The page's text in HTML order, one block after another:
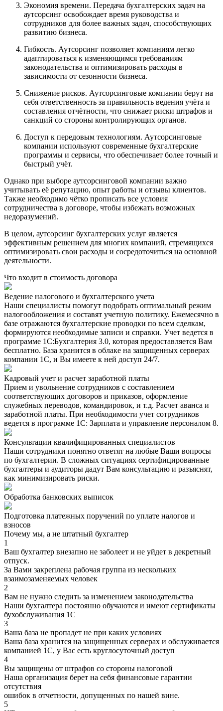
Экономия времени. Передача бухгалтерских задач на
аутсорсинг освобождает время руководства и
сотрудников для более важных задач, способствующих
развитию бизнеса.
Гибкость. Аутсорсинг позволяет компаниям легко
адаптироваться к изменяющимся требованиям
законодательства и оптимизировать расходы в
зависимости от сезонности бизнеса.
Снижение рисков. Аутсорсинговые компании берут на
себя ответственность за правильность ведения учёта и
составления отчётности, что снижает риски штрафов и
санкций со стороны контролирующих органов.
Доступ к передовым технологиям. Аутсорсинговые
компании используют современные бухгалтерские
программы и сервисы, что обеспечивает более точный и
быстрый учёт.
Однако при выборе аутсорсинговой компании важно
учитывать её репутацию, опыт работы и отзывы клиентов.
Также необходимо чётко прописать все условия
сотрудничества в договоре, чтобы избежать возможных
недоразумений.
В целом, аутсорсинг бухгалтерских услуг является
эффективным решением для многих компаний, стремящихся
оптимизировать свои расходы и сосредоточиться на основной
деятельности.
Что входит в стоимость договора
Ведение налогового и бухгалтерского учета
Наши специалисты помогут подобрать оптимальный режим
налогообложения и составят учетную политику. Ежемесячно в
базе отражаются бухгалтерские проводки по всем сделкам,
формируются необходимые записи и справки. Учет ведется в
программе 1С:Бухгалтерия 3.0, которая предоставляется Вам
бесплатно. База хранится в облаке на защищенных серверах
компании 1С, и Вы имеете к ней доступ 24/7.
Кадровый учет и расчет заработной платы
Прием и увольнение сотрудников с составлением
соответствующих договоров и приказов, оформление
служебных переводов, командировок, и т.д. Расчет аванса и
заработной платы. При необходимости учет сотрудников
ведется в программе 1С: Зарплата и управление персоналом 8.
Консультации квалифицированных специалистов
Наши сотрудники понятно ответят на любые Ваши вопросы
по бухгалтерии. В сложных ситуациях сертифицированные
бухгалтеры и аудиторы дадут Вам консультацию и разъяснят,
как минимизировать риски.
Обработка банковских выписок
Подготовка платежных поручений по уплате налогов и
взносов
Почему мы, а не штатный бухгалтер
1
Ваш бухгалтер внезапно не заболеет и не уйдет в декретный
отпуск.
За Вами закреплена рабочая группа из нескольких
взаимозаменяемых человек
2
Вам не нужно следить за изменением законодательства
Наши бухгалтера постоянно обучаются и имеют сертификаты
бухобслуживания 1С
3
Ваша база не пропадет не при каких условиях
Ваша база хранится на защищенных серверах и обслуживается
компанией 1С, у Вас есть круглосуточный доступ
4
Вы защищены от штрафов со стороны налоговой
Наша организация берет на себя финансовые гарантии
отсутствия
ошибок в отчетности, допущенных по нашей вине.
5